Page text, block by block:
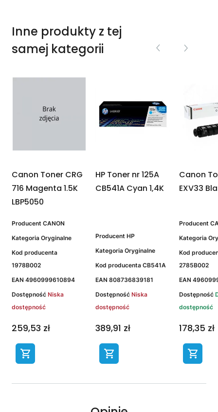
Inne produkty z tej
samej kategorii
Canon Toner CRG
716 Magenta 1.5K
LBP5050
Producent CANON
Kategoria Oryginalne
Kod producenta
1978B002
EAN 4960999610894
Dostępność Niska
dostępność
259,53 zł
HP Toner nr 125A
CB541A Cyan 1,4K
Producent HP
Kategoria Oryginalne
Kod producenta CB541A
EAN 808736839181
Dostępność Niska
dostępność
389,91 zł
Canon
EXV33
Producent
Kategoria
Kod
2785B002
EAN
Dostępność
dostępność
178,35 zł